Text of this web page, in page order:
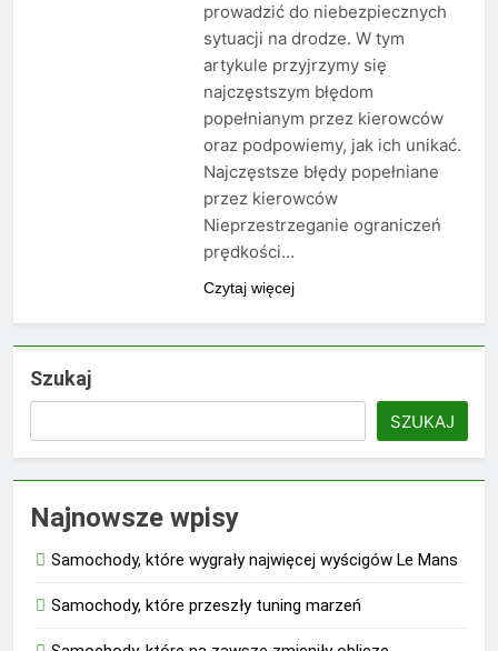
prowadzić do niebezpiecznych
sytuacji na drodze. W tym
artykule przyjrzymy się
najczęstszym błędom
popełnianym przez kierowców
oraz podpowiemy, jak ich unikać.
Najczęstsze błędy popełniane
przez kierowców
Nieprzestrzeganie ograniczeń
prędkości…
Czytaj więcej
Szukaj
SZUKAJ
Najnowsze wpisy
Samochody, które wygrały najwięcej wyścigów Le Mans
Samochody, które przeszły tuning marzeń